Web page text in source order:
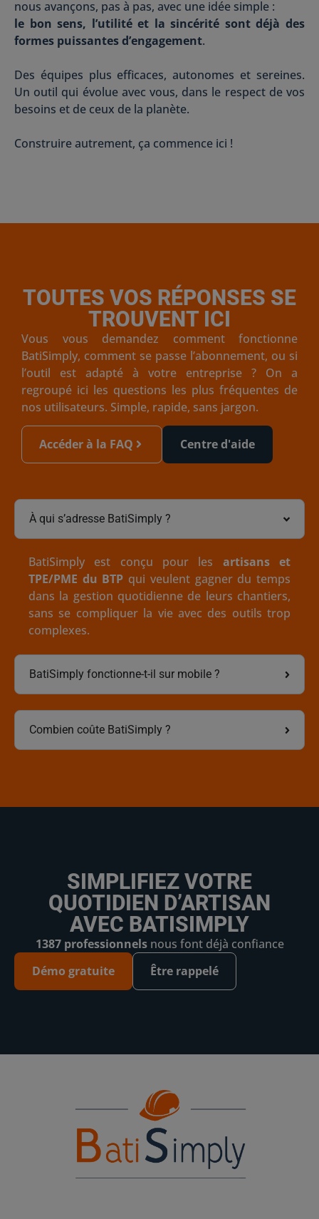
nous avançons, pas à pas, avec une idée simple :
le bon sens, l’utilité et la sincérité sont déjà des
formes puissantes d’engagement.
Des équipes plus efficaces, autonomes et sereines.
Un outil qui évolue avec vous, dans le respect de vos
besoins et de ceux de la planète.
Construire autrement, ça commence ici !
TOUTES VOS RÉPONSES SE
TROUVENT ICI
Vous vous demandez comment fonctionne
BatiSimply, comment se passe l’abonnement, ou si
l’outil est adapté à votre entreprise ? On a
regroupé ici les questions les plus fréquentes de
nos utilisateurs. Simple, rapide, sans jargon.
Accéder à la FAQ Centre d'aide
À qui s’adresse BatiSimply ?
BatiSimply est conçu pour les artisans et
TPE/PME du BTP qui veulent gagner du temps
dans la gestion quotidienne de leurs chantiers,
sans se compliquer la vie avec des outils trop
complexes.
BatiSimply fonctionne-t-il sur mobile ?
Combien coûte BatiSimply ?
SIMPLIFIEZ VOTRE
QUOTIDIEN D’ARTISAN
AVEC BATISIMPLY
1387 professionnelsnous font déjà confiance
Démo gratuite
Être rappelé